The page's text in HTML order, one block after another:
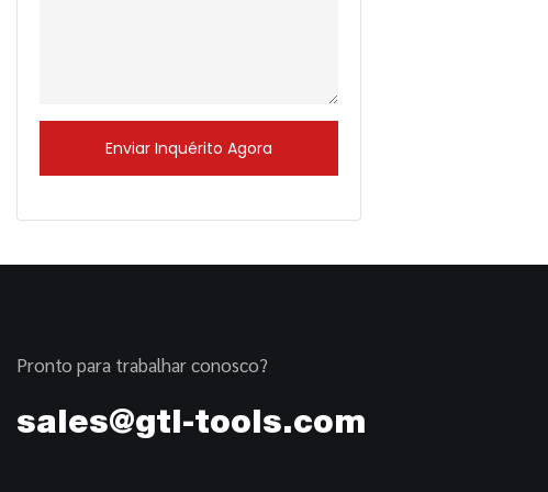
Enviar Inquérito Agora
Pronto para trabalhar conosco?
sales@gtl-tools.com